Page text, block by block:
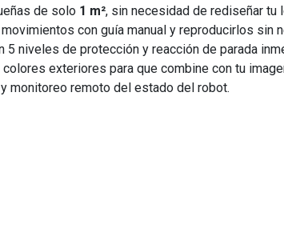
de solo 1 m², sin necesidad de rediseñar tu
con guía manual y reproducirlos sin
5 niveles de protección y reacción de parada
exteriores para que combine con tu
monitoreo remoto del estado del robot.